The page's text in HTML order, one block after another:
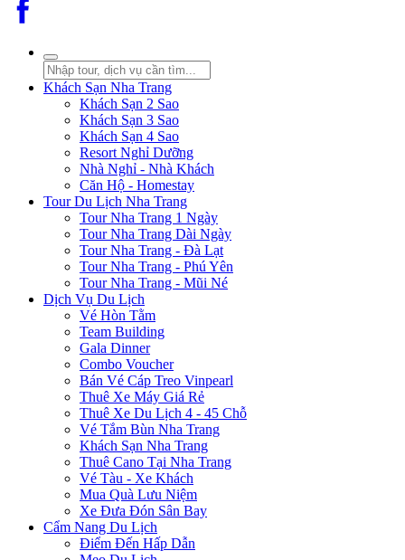
Khách Sạn Nha Trang
Khách Sạn 2 Sao
Khách Sạn 3 Sao
Khách Sạn 4 Sao
Resort Nghỉ Dưỡng
Nhà Nghỉ - Nhà Khách
Căn Hộ - Homestay
Tour Du Lịch Nha Trang
Tour Nha Trang 1 Ngày
Tour Nha Trang Dài Ngày
Tour Nha Trang - Đà Lạt
Tour Nha Trang - Phú Yên
Tour Nha Trang - Mũi Né
Dịch Vụ Du Lịch
Vé Hòn Tằm
Team Building
Gala Dinner
Combo Voucher
Bán Vé Cáp Treo Vinpearl
Thuê Xe Máy Giá Rẻ
Thuê Xe Du Lịch 4 - 45 Chỗ
Vé Tắm Bùn Nha Trang
Khách Sạn Nha Trang
Thuê Cano Tại Nha Trang
Vé Tàu - Xe Khách
Mua Quà Lưu Niệm
Xe Đưa Đón Sân Bay
Cẩm Nang Du Lịch
Điểm Đến Hấp Dẫn